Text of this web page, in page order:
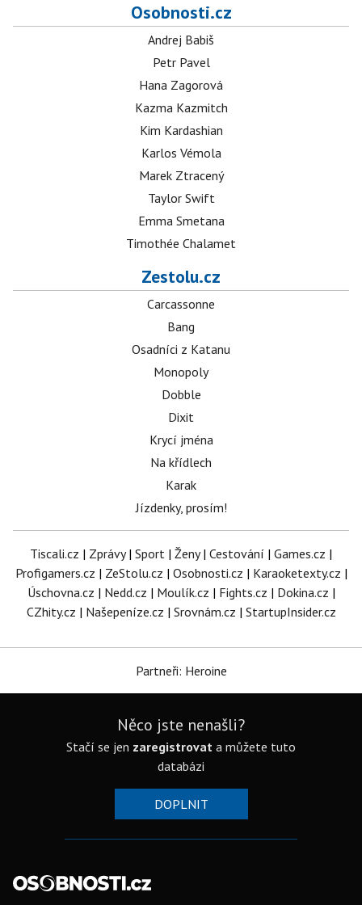
Osobnosti.cz
Andrej Babiš
Petr Pavel
Hana Zagorová
Kazma Kazmitch
Kim Kardashian
Karlos Vémola
Marek Ztracený
Taylor Swift
Emma Smetana
Timothée Chalamet
Zestolu.cz
Carcassonne
Bang
Osadníci z Katanu
Monopoly
Dobble
Dixit
Krycí jména
Na křídlech
Karak
Jízdenky, prosím!
Tiscali.cz | Zprávy| Sport | Ženy| Cestování | Games.cz |
Profigamers.cz | ZeStolu.cz | Osobnosti.cz | Karaoketexty.cz |
Úschovna.cz | Nedd.cz | Moulík.cz | Fights.cz | Dokina.cz |
CZhity.cz | Našepeníze.cz | Srovnám.cz | StartupInsider.cz
Partneři: Heroine
Něco jste nenašli?
Stačí se jen zaregistrovat a můžete tuto
databázi
DOPLNIT